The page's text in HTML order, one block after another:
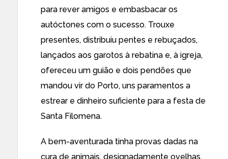
para rever amigos e embasbacar os
autóctones com o sucesso. Trouxe
presentes, distribuiu pentes e rebuçados,
lançados aos garotos à rebatina e, à igreja,
ofereceu um guião e dois pendões que
mandou vir do Porto, uns paramentos a
estrear e dinheiro suficiente para a festa de
Santa Filomena.
A bem-aventurada tinha provas dadas na
cura de animais, designadamente ovelhas,